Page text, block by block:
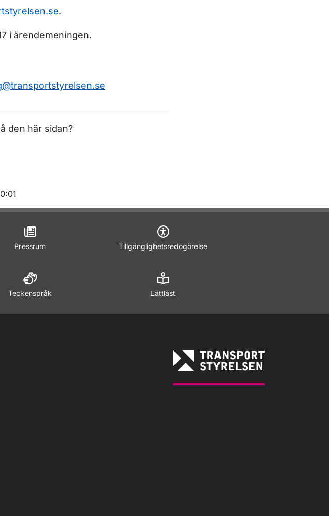
.
i ärendemeningen.
den här sidan?
Pressrum Tillgänglighetsredogörelse
Teckenspråk Lättläst